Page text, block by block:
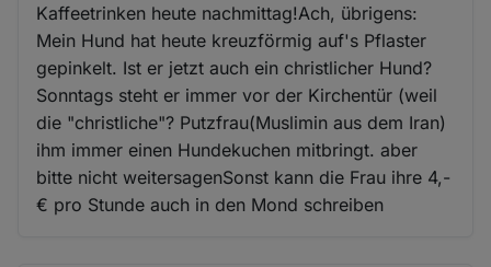
Kaffeetrinken heute nachmittag!Ach, übrigens:
Mein Hund hat heute kreuzförmig auf's Pflaster
gepinkelt. Ist er jetzt auch ein christlicher Hund?
Sonntags steht er immer vor der Kirchentür (weil
die "christliche"? Putzfrau(Muslimin aus dem Iran)
ihm immer einen Hundekuchen mitbringt. aber
bitte nicht weitersagenSonst kann die Frau ihre 4,-
€ pro Stunde auch in den Mond schreiben